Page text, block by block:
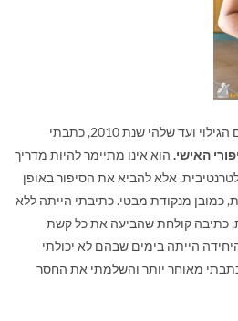
במשך למעלה משנה וחצי, מיום הגילוי ועד שלהי שנת 2010, כתבתי
האישי. הוא אינו מתיימר להיות מדריך
אלא להביא את הסיפור באופן
כמובן מנקודת מבטי. כתיבתי הייתה ללא
כתיבה קולחת שהביעה את כל קשת
הייתה בימים שבהם לא יכולתי
מאוחר יותר והשלמתי את החסר